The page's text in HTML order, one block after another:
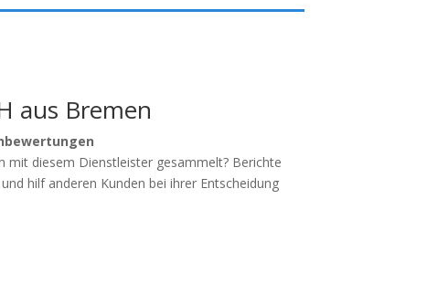
aus Bremen
mit diesem Dienstleister gesammelt? Berichte
hilf anderen Kunden bei ihrer Entscheidung